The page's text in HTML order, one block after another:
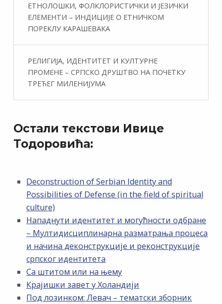
ЕТНОЛОШКИ, ФОЛКЛОРИСТИЧКИ И ЈЕЗИЧКИ
ЕЛЕМЕНТИ – ИНДИЦИЈЕ О ЕТНИЧКОМ
ПОРЕКЛУ КАРАШЕВАКА
РЕЛИГИЈА, ИДЕНТИТЕТ И КУЛТУРНЕ
ПРОМЕНЕ – СРПСКО ДРУШТВО НА ПОЧЕТКУ
ТРЕЋЕГ МИЛЕНИЈУМА
Остали текстови Ивице
Тодоровића:
Deconstruction of Serbian Identity and
Possibilities of Defense (in the field of spiritual
culture)
Нападнути идентитет и могућности одбране
– Мултидисциплинарна разматрања процеса
и начина деконструкције и реконструкције
српског идентитета
Са штитом или на њему
Крајишки завет у Холандији
Под лозинком: Левач – тематски зборник